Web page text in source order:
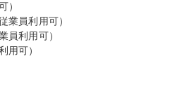
）
業員利用可）
員利用可）
用可）